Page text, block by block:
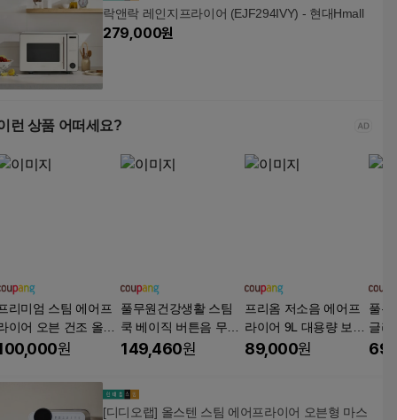
락앤락 레인지프라이어 (EJF294IVY) - 현대Hmall
279,000원
런 상품 어떠세요?
리미엄 스팀 에어프
이어 오븐 건조 올인
대용량 18L, 크림화
원
풀무원건강생활 스팀
쿡 베이직 버튼음 무음
모드 에어프라이어 12
149,460원
프리옴 저소음 에어프
라이어 9L 대용량 보이
는 투명 유리창, 블랙, A
89,000원
풀무
글라
어
[디디오랩] 올스텐 스팀 에어프라이어 오븐형 마스